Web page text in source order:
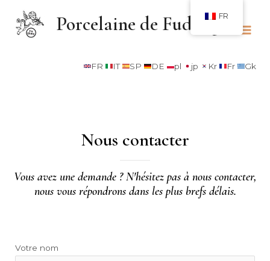
Porcelaine de Fudong
FR IT SP DE pl jp Kr Fr Gk
Nous contacter
Vous avez une demande ? N'hésitez pas à nous contacter,
nous vous répondrons dans les plus brefs délais.
Votre nom
FR